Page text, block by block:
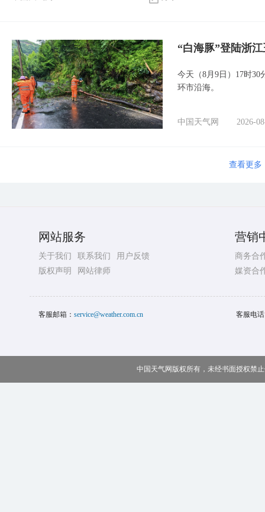
“白海豚”登陆浙
今天（8月9日）17时30
环市沿海。
中国天气网 2026-
查看更多
网站服务
关于我们 联系我们
用户反馈
版权声明
网站律师
营销
商务合
媒资合
客服邮箱： service@weather.com.cn 客服电
中国天气网版权所有，未经书面授权